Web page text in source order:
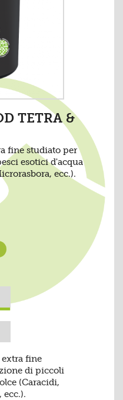
TETRA &
fine studiato per
esotici d'acqua
ecc.).
fine
di piccoli
(Caracidi,
ecc.).